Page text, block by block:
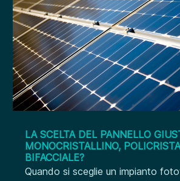
LA SCELTA DEL PANNELLO
MONOCRISTALLINO,
BIFACCIALE?
Quando si sceglie un impianto